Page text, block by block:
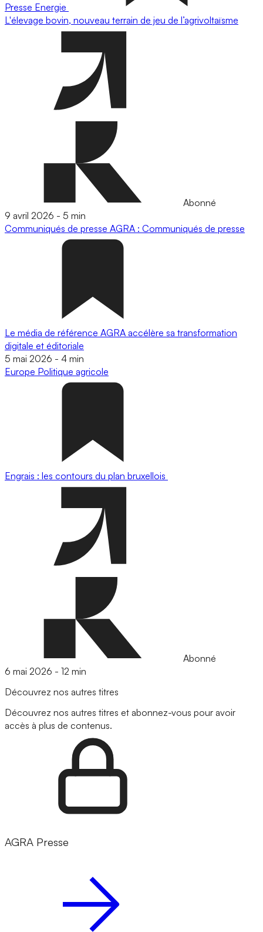
Presse Energie
L'élevage bovin, nouveau terrain de jeu de l’agrivoltaïsme
Abonné
9 avril 2026 - 5 min
Communiqués de presse AGRA : Communiqués de presse
Le média de référence AGRA accélère sa transformation
digitale et éditoriale
5 mai 2026 - 4 min
Europe Politique agricole
Engrais : les contours du plan bruxellois
Abonné
6 mai 2026 - 12 min
Découvrez nos autres titres
Découvrez nos autres titres et abonnez-vous pour avoir
accès à plus de contenus.
AGRA Presse